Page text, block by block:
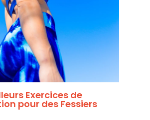
Exercices de
pour des Fessiers